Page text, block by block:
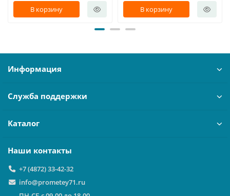
В корзину В корзину
Информация
Служба поддержки
Каталог
Наши контакты
+7 (4872) 33-42-32
info@prometey71.ru